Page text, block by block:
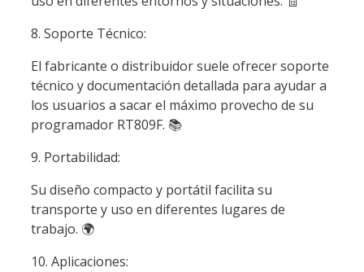
8. Soporte Técnico:
El fabricante o distribuidor suele ofrecer soporte
técnico y documentación detallada para ayudar a
los usuarios a sacar el máximo provecho de su
programador RT809F. 📚
9. Portabilidad:
Su diseño compacto y portátil facilita su
transporte y uso en diferentes lugares de
trabajo. 🌍
10. Aplicaciones: